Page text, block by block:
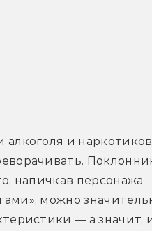
алкоголя и
напичкав персонажа
можно
— а значит,